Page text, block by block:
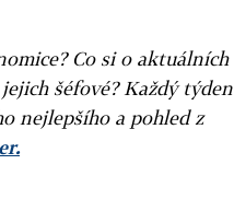
Co si o aktuálních
šéfové? Každý týden
nejlepšího a pohled z